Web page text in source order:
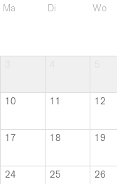
Ma
Di Wo
10 11 12
17 18 19
24 25 26